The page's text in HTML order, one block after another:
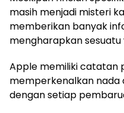
masih menjadi misteri
memberikan banyak
mengharapkan sesuatu
Apple memiliki catatan
memperkenalkan nada
dengan setiap